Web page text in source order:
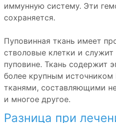
иммунную систему. Эти
сохраняется.
Пуповинная ткань имеет
стволовые клетки и
пуповине. Ткань содержит
более крупным
тканями, составляющими
и многое другое.
Разница при